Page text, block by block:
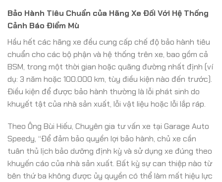
Bảo Hành Tiêu Chuẩn của Hãng Xe Đối Với Hệ Thống
Cảnh Báo Điểm Mù
Hầu hết các hãng xe đều cung cấp chế độ bảo hành tiêu
chuẩn cho các bộ phận và hệ thống trên xe, bao gồm cả
BSM, trong một thời gian hoặc quãng đường nhất định (ví
dụ: 3 năm hoặc 100.000 km, tùy điều kiện nào đến trước).
Điều kiện để được bảo hành thường là lỗi phát sinh do
khuyết tật của nhà sản xuất, lỗi vật liệu hoặc lỗi lắp ráp.
Theo Ông Bùi Hiếu, Chuyên gia tư vấn xe tại Garage Auto
Speedy, “Để đảm bảo quyền lợi bảo hành, chủ xe cần
tuân thủ lịch bảo dưỡng định kỳ và sử dụng xe đúng theo
khuyến cáo của nhà sản xuất. Bất kỳ sự can thiệp nào từ
bên thứ ba không được ủy quyền có thể làm mất hiệu lực